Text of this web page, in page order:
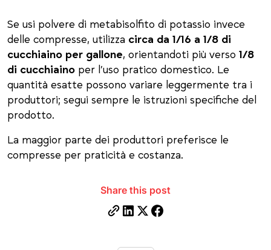
Se usi polvere di metabisolfito di potassio invece
delle compresse, utilizza circa da 1/16 a 1/8 di
cucchiaino per gallone, orientandoti più verso 1/8
di cucchiaino per l’uso pratico domestico. Le
quantità esatte possono variare leggermente tra i
produttori; segui sempre le istruzioni specifiche del
prodotto.
La maggior parte dei produttori preferisce le
compresse per praticità e costanza.
Share this post